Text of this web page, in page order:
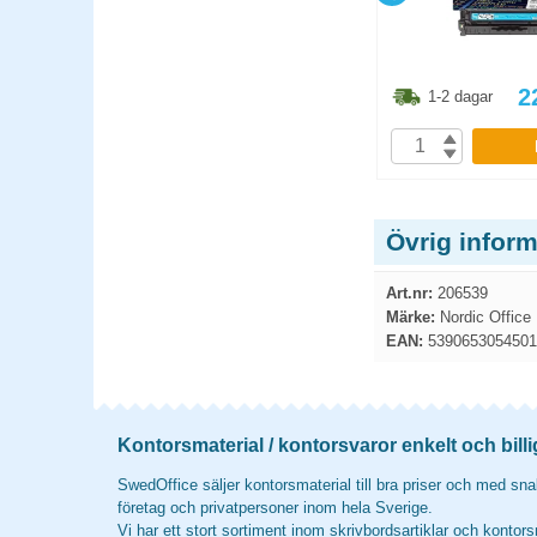
1-2 dagar
Övrig
Art.nr: 206539
Märke: Nordic Office
EAN: 5390653054501
Kontorsmaterial / kontorsvaror enkelt och
SwedOffice säljer kontorsmaterial till bra priser och med
företag och privatpersoner inom hela Sverige.
Vi har ett stort sortiment inom skrivbordsartiklar och